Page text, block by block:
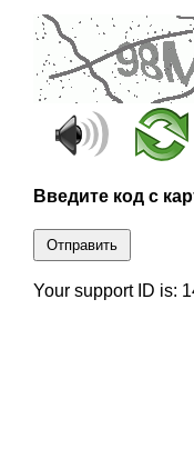
Введите код с
Отправить
Your support ID is: